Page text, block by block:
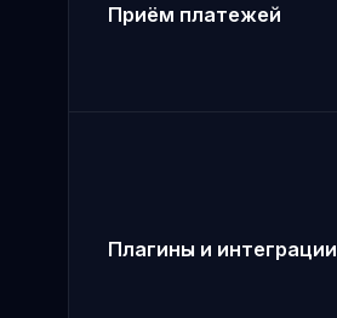
Приём платежей
Плагины и интеграции